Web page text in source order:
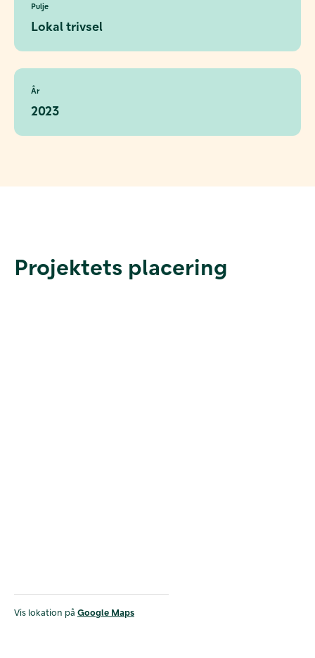
Pulje
Lokal trivsel
År
2023
Projektets placering
Vis lokation på Google Maps